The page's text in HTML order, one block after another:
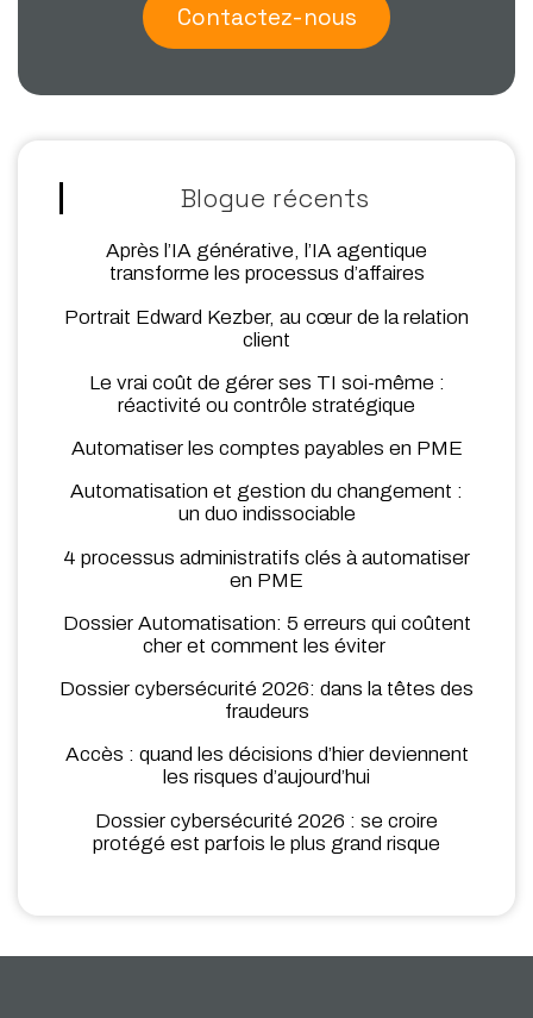
Contactez-nous
Blogue récents
Après l’IA générative, l’IA agentique
transforme les processus d’affaires
Portrait Edward Kezber, au cœur de la relation
client
Le vrai coût de gérer ses TI soi-même :
réactivité ou contrôle stratégique
Automatiser les comptes payables en PME
Automatisation et gestion du changement :
un duo indissociable
4 processus administratifs clés à automatiser
en PME
Dossier Automatisation: 5 erreurs qui coûtent
cher et comment les éviter
Dossier cybersécurité 2026: dans la têtes des
fraudeurs
Accès : quand les décisions d’hier deviennent
les risques d’aujourd’hui
Dossier cybersécurité 2026 : se croire
protégé est parfois le plus grand risque